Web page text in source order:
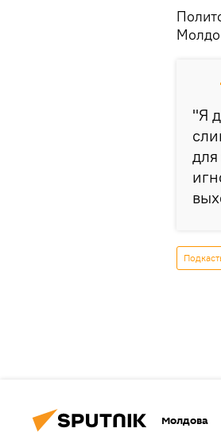
"Я
Молдова